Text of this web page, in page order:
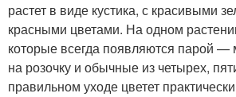
растет в виде кустика, с красивыми
красными цветами. На одном
которые всегда появляются парой
на розочку и обычные из четырех,
правильном уходе цветет